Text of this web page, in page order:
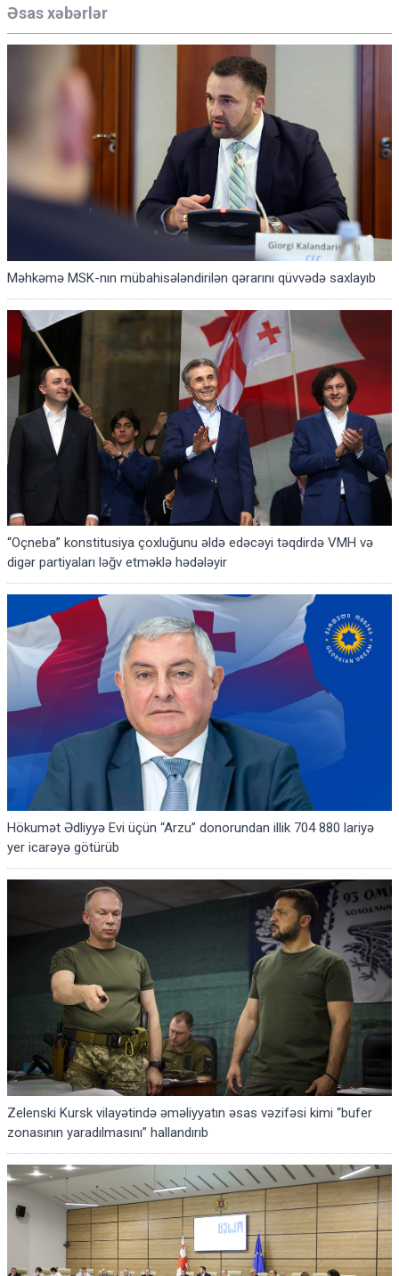
Əsas xəbərlər
Məhkəmə MSK-nın mübahisələndirilən qərarını qüvvədə saxlayıb
“Oçneba” konstitusiya çoxluğunu əldə edəcəyi təqdirdə VMH və
digər partiyaları ləğv etməklə hədələyir
Hökumət Ədliyyə Evi üçün “Arzu” donorundan illik 704 880 lariyə
yer icarəyə götürüb
Zelenski Kursk vilayətində əməliyyatın əsas vəzifəsi kimi “bufer
zonasının yaradılmasını” hallandırıb